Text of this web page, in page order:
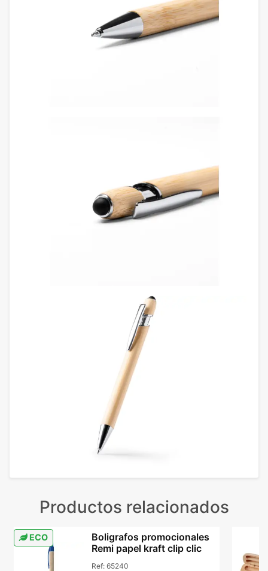
Productos relacionados
ECO
Boligrafos promocionales
Remi papel kraft clip clic
Ref: 65240